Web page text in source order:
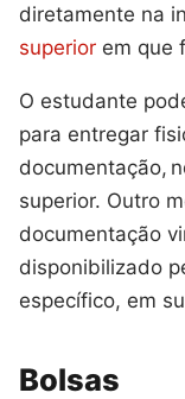
diretamente na
superior em que
O estudante
para entregar
documentação,
superior. Outro
documentação
disponibilizado
específico, em
Bolsas